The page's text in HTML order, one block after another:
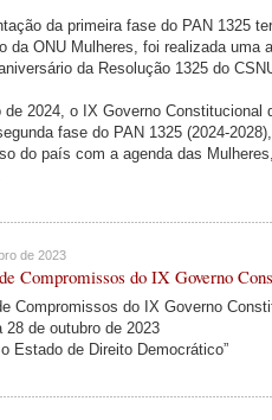
da primeira fase do PAN 1325
da ONU Mulheres, foi realizada uma
da Resolução 1325 do
de 2024, o IX Governo Constitucional
fase do PAN 1325 (2024-
do país com a agenda das
de 2023
Compromissos do IX Governo
Compromissos do IX Governo
28 de outubro de 2023
Estado de Direito Democrático”